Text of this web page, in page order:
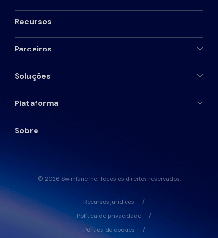
© 2026 Swimlane Inc. Todos os direitos reservados.
Recursos jurídicos
Política de privacidade
Política de cookies
Recursos
Parceiros
Soluções
Plataforma
Sobre